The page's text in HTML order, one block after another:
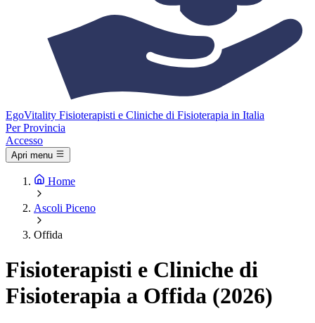
EgoVitality Fisioterapisti e Cliniche di Fisioterapia in Italia
Per Provincia
Accesso
Apri menu
Home
Ascoli Piceno
Offida
Fisioterapisti e Cliniche di
Fisioterapia a Offida (2026)